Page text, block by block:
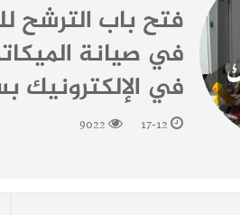
فتح باب
في صيانة
في الإلكترونيك
17-12
9022